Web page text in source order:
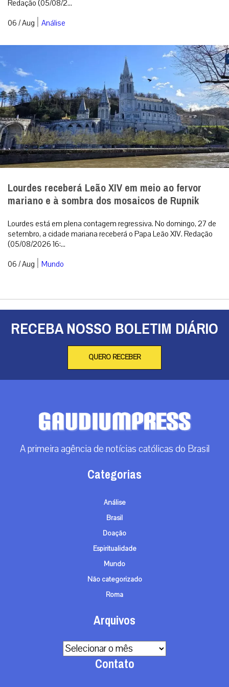
Redação (05/08/2...
06 / Aug | Análise
Lourdes receberá Leão XIV em meio ao fervor
mariano e à sombra dos mosaicos de Rupnik
Lourdes está em plena contagem regressiva. No domingo, 27 de
setembro, a cidade mariana receberá o Papa Leão XIV. Redação
(05/08/2026 16:...
06 / Aug | Mundo
RECEBA NOSSO BOLETIM DIÁRIO
QUERO RECEBER
A primeira agência de notícias católicas do Brasil
Categorias
Análise
Brasil
Doação
Espiritualidade
Mundo
Não categorizado
Roma
Arquivos
Arquivos
Contato